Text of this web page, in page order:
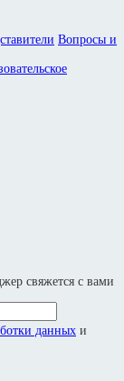
Вопросы и
свяжется с вами
данных и